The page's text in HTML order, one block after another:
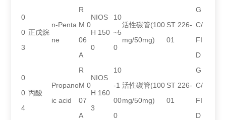
0
0
3
正戊烷
n-Penta
ne
R
M 0
06
A
NIOS
H 150
0
10
~5
0
活性碳管(100
mg/50mg)
ST 226-
01
G
C/
FI
D
0
0
4
丙酸
Propano
ic acid
R
M 0
07
A
NIOS
H 160
3
10
-1
00
0
活性碳管(100
mg/50mg)
ST 226-
01
G
C/
FI
D